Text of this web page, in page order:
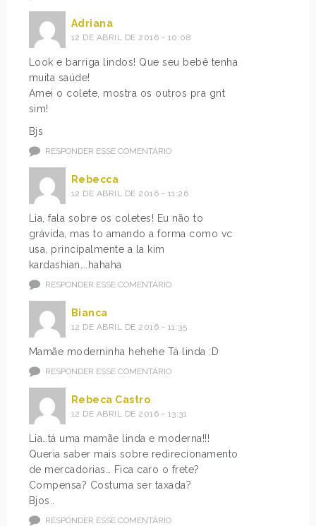
Adriana
12 DE ABRIL DE 2016 - 10:08
Look e barriga lindos! Que seu bebê tenha
muita saúde!
Amei o colete, mostra os outros pra gnt
sim!
Bjs
RESPONDER ESSE COMENTÁRIO
Rebecca
12 DE ABRIL DE 2016 - 11:26
Lia, fala sobre os coletes! Eu não to
grávida, mas to amando a forma como vc
usa, principalmente a la kim
kardashian….hahaha
RESPONDER ESSE COMENTÁRIO
Bianca
12 DE ABRIL DE 2016 - 11:35
Mamãe moderninha hehehe Tá linda :D
RESPONDER ESSE COMENTÁRIO
Rebeca Castro
12 DE ABRIL DE 2016 - 13:31
Lia…tá uma mamãe linda e moderna!!!
Queria saber mais sobre redirecionamento
de mercadorias… Fica caro o frete?
Compensa? Costuma ser taxada?
Bjos..
RESPONDER ESSE COMENTÁRIO